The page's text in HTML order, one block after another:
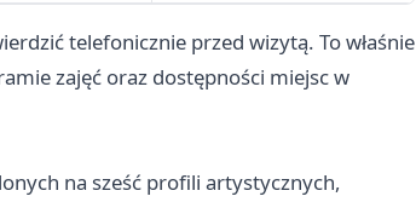
telefonicznie przed wizytą. To właśnie
zajęć oraz dostępności miejsc w
na sześć profili artystycznych,